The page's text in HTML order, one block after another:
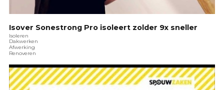
Isover Sonestrong Pro isoleert zolder 9x sneller
Isoleren
Dakwerken
Afwerking
Renoveren